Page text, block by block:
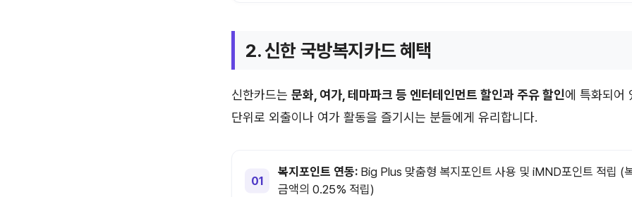
2. 신한 국방복지카드 혜택
신한카드는 문화, 여가, 테마파크 등 엔터테인먼트 할인과 주유 할인에 특화되어
단위로 외출이나 여가 활동을 즐기시는 분들에게 유리합니다.
복지포인트 연동: Big Plus 맞춤형 복지포인트 사용 및 iMND포인트 적립 (
금액의 0.25% 적립)